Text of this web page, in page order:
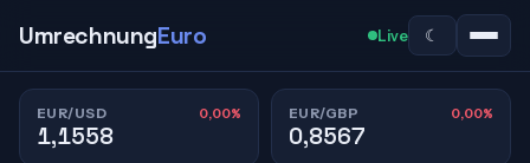
UmrechnungEuro Live ☾
EUR/USD 0,00%
1,1558
EUR/GBP 0,00%
0,8567